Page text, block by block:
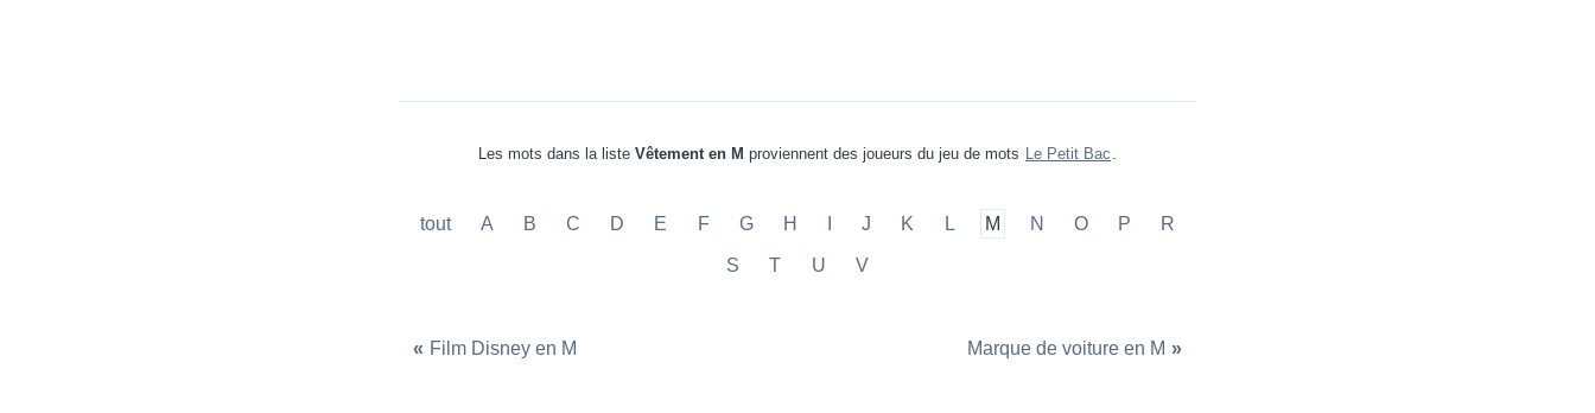
Les mots dans la liste Vêtement en M proviennent des joueurs du jeu de mots Le Petit Bac .
tout A B C D E F G H J K L M N O P R
S T U V
« Film Disney en M Marque de voiture en M »